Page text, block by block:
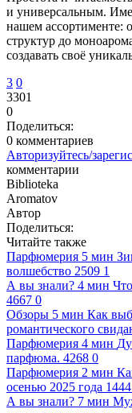
и универсальным.
нашем ассортименте:
структур до
создавать своё
3 0
3301
0
Поделиться:
0 комментариев
Авторизуйтесь/
комментарии
Biblioteka
Aromatov
Автор
Поделиться:
Читайте также
Парфюмерия 5 мин
волшебство 2509 1
А вы знали? 4 мин
4667 0
Обзоры 5 мин Как
романтического
Парфюмерия 4 мин
парфюма. 4268 0
Парфюмерия 2 мин
осенью 2025 года 1444
А вы знали? 7 мин